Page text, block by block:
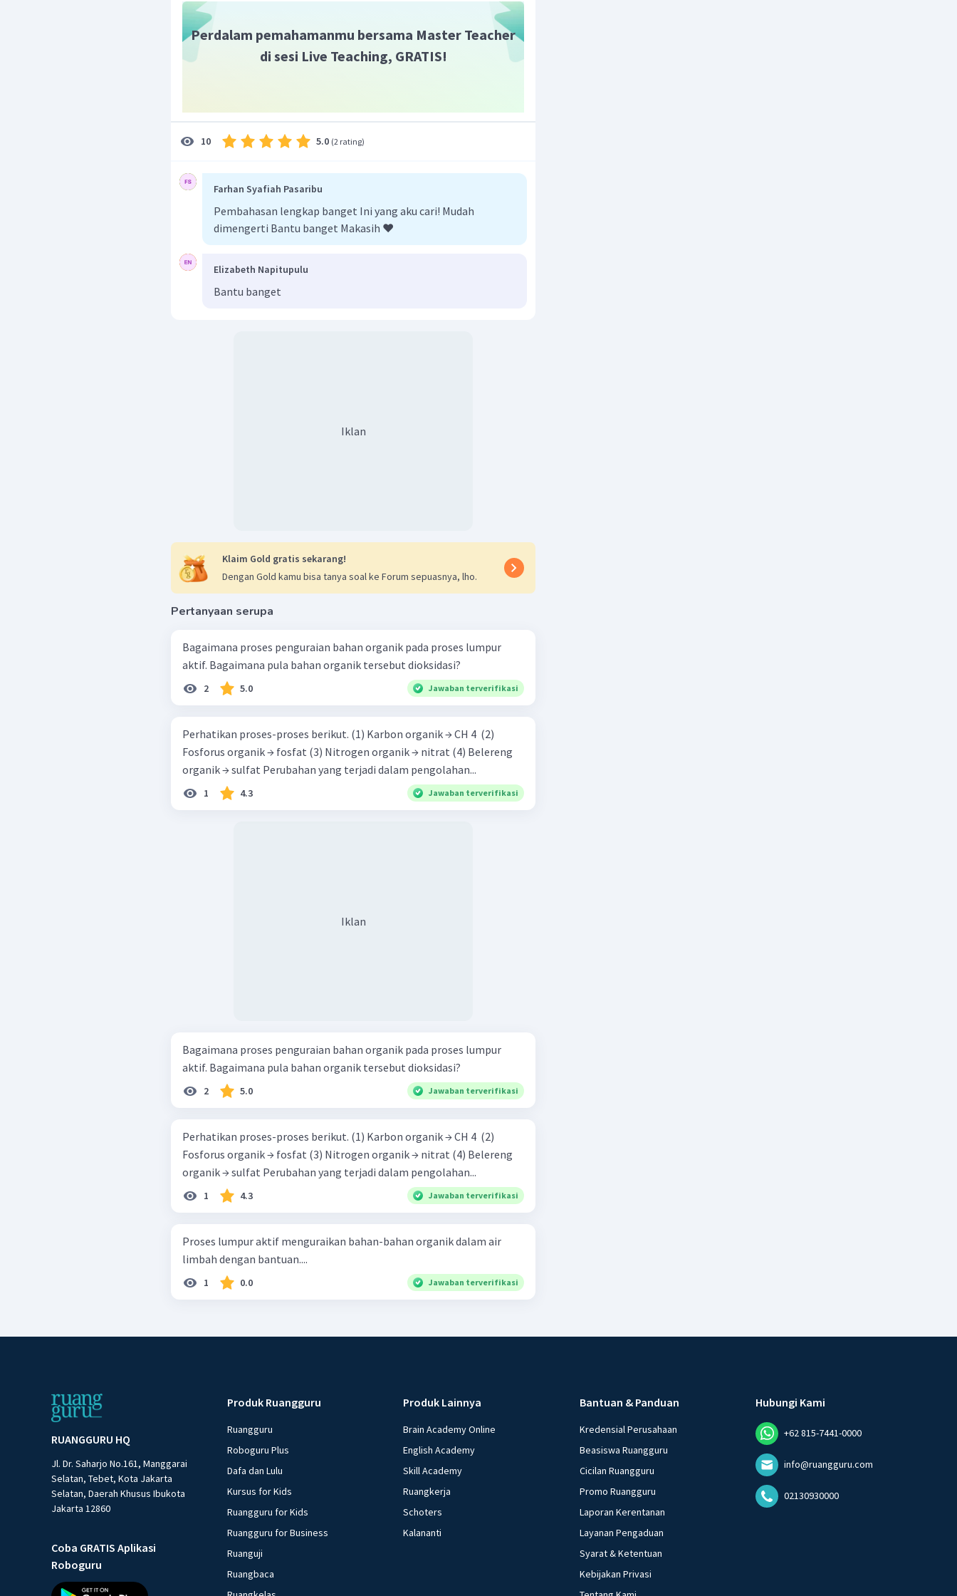
mikroorganisme dan bahan organik dalam air limbah
Sedimentasi untuk memisahkan lumpur aktif dan air bersih
Lumpur aktif berlebih dapat dibuang atau digunakan
Perdalam pemahamanmu bersama Master Teacher
di sesi Live Teaching, GRATIS!
10 5.0 (2 rating)
Farhan Syafiah Pasaribu
Pembahasan lengkap banget Ini yang aku cari! Mudah
dimengerti Bantu banget Makasih ❤️
Elizabeth Napitupulu
Bantu banget
Iklan
Klaim Gold gratis sekarang!
Dengan Gold kamu bisa tanya soal ke Forum sepuasnya, lho.
Pertanyaan serupa
Bagaimana proses penguraian bahan organik pada proses lumpur
aktif. Bagaimana pula bahan organik tersebut dioksidasi?
2 5.0 Jawaban terverifikasi
Perhatikan proses-proses berikut. (1) Karbon organik → CH 4 ​ (2)
Fosforus organik → fosfat (3) Nitrogen organik → nitrat (4) Belereng
organik → sulfat Perubahan yang terjadi dalam pengolahan...
1 4.3 Jawaban terverifikasi
Iklan
Bagaimana proses penguraian bahan organik pada proses lumpur
aktif. Bagaimana pula bahan organik tersebut dioksidasi?
2 5.0 Jawaban terverifikasi
Perhatikan proses-proses berikut. (1) Karbon organik → CH 4 ​ (2)
Fosforus organik → fosfat (3) Nitrogen organik → nitrat (4) Belereng
organik → sulfat Perubahan yang terjadi dalam pengolahan...
1 4.3 Jawaban terverifikasi
Proses lumpur aktif menguraikan bahan-bahan organik dalam air
limbah dengan bantuan....
1 0.0 Jawaban terverifikasi
RUANGGURU HQ
Jl. Dr. Saharjo No.161, Manggarai
Selatan, Tebet, Kota Jakarta
Selatan, Daerah Khusus Ibukota
Jakarta 12860
Coba GRATIS Aplikasi
Roboguru
Produk Ruangguru
Ruangguru
Roboguru Plus
Dafa dan Lulu
Kursus for Kids
Ruangguru for Kids
Ruangguru for Business
Ruanguji
Ruangbaca
Produk Lainnya
Brain Academy Online
English Academy
Skill Academy
Ruangkerja
Schoters
Kalananti
Bantuan & Panduan
Kredensial Perusahaan
Beasiswa Ruangguru
Cicilan Ruangguru
Promo Ruangguru
Laporan Kerentanan
Layanan Pengaduan
Syarat & Ketentuan
Kebijakan Privasi
Hubungi Kami
+62 815-7441-0000
info@ruangguru.com
02130930000